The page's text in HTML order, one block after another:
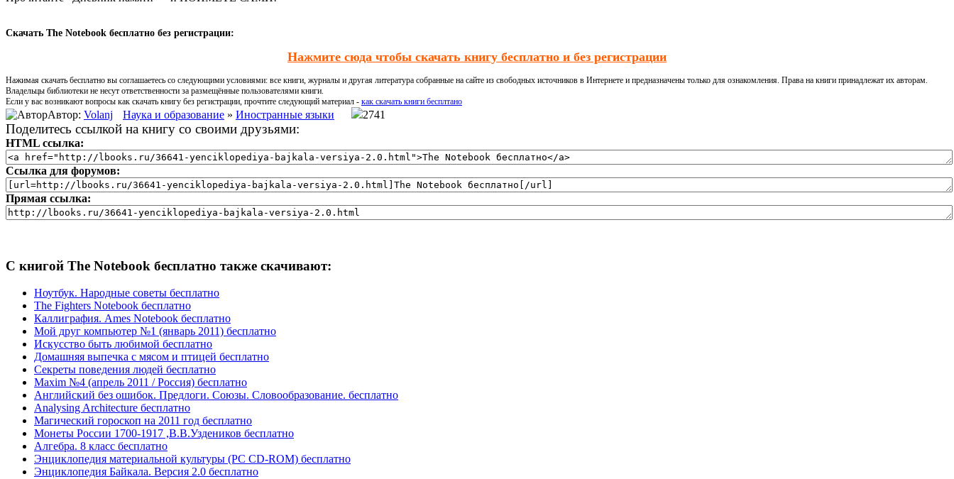
Скачать The Notebook бесплатно без регистрации:
Нажмите сюда чтобы скачать книгу бесплатно и без регистрации
Нажимая скачать бесплатно вы соглашаетесь со следующими условиями: все книги, журналы и другая литература собранные на сайте из свободных источников в Интернете и предназначены только для ознакомления. Права на книги принадлежат их авторам.
Владельцы библиотеки не несут ответственности за размещённые пользователями книги.
Если у вас возникают вопросы как скачать книгу без регистрации, прочтите следующий материал - как скачать книги бесплтано
Автор: Volanj Наука и образование » Иностранные языки 2741
Поделитесь ссылкой на книгу со своими друзьями:
HTML ссылка:
Ссылка для форумов:
Прямая ссылка:
С книгой The Notebook бесплатно также скачивают:
Ноутбук. Народные советы бесплатно
The Fighters Notebook бесплатно
Каллиграфия. Ames Notebook бесплатно
Мой друг компьютер №1 (январь 2011) бесплатно
Искусство быть любимой бесплатно
Домашняя выпечка с мясом и птицей бесплатно
Секреты поведения людей бесплатно
Maxim №4 (апрель 2011 / Россия) бесплатно
Английский без ошибок. Предлоги. Союзы. Словообразование. бесплатно
Analysing Architecture бесплатно
Магический гороскоп на 2011 год бесплатно
Монеты России 1700-1917 ,В.В.Уздеников бесплатно
Алгебра. 8 класс бесплатно
Энциклопедия материальной культуры (PC CD-ROM) бесплатно
Энциклопедия Байкала. Версия 2.0 бесплатно